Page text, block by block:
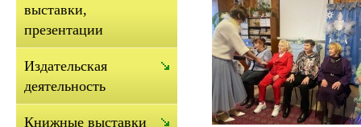
выставки,
презентации
Издательская
деятельность
Книжные выставки